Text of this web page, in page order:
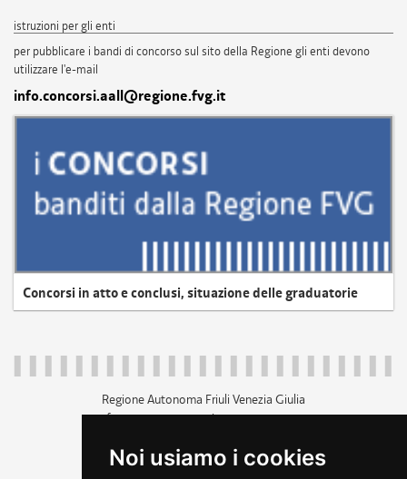
Noi usiamo i cookies
istruzioni per gli enti
per pubblicare i bandi di concorso sul sito della Regione gli enti devono
utilizzare l'e-mail
info.concorsi.aall@regione.fvg.it
Concorsi in atto e conclusi, situazione delle graduatorie
Regione Autonoma Friuli Venezia Giulia
c.f. 80014930327; p.iva 00526040324
+39 040 3771111